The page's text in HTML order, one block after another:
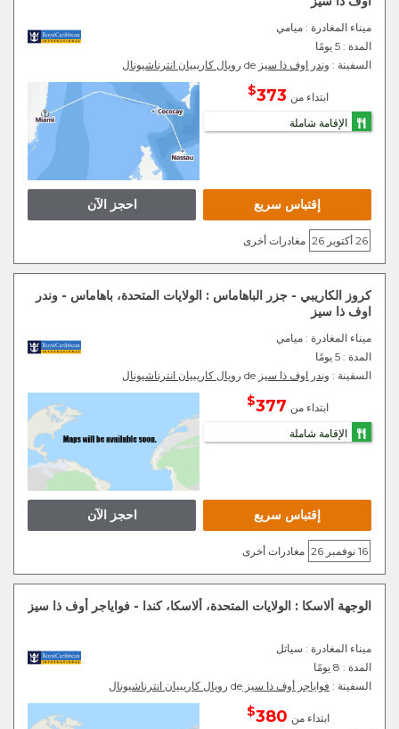
ميناء المغادرة : ميامي
المدة : 5 يومًا
السفينة : وندر اوف ذا سيز رويال كاريبيان انترناشيونال
ابتداء من 373
$
الإقامة شاملة
احجز الآن إقتباس سريع
26 أكتوبر 26 مغادرات أخرى
كروز الكاريبي - جزر الباهاماس : الولايات المتحدة، باهاماس - وندر
اوف ذا سيز
ميناء المغادرة : ميامي
المدة : 5 يومًا
السفينة : وندر اوف ذا سيز رويال كاريبيان انترناشيونال
ابتداء من 377
$
الإقامة شاملة
احجز الآن إقتباس سريع
16 نوفمبر 26 مغادرات أخرى
الوجهة ألاسكا : الولايات المتحدة، ألاسكا، كندا - فواياجر أوف ذا سيز
ميناء المغادرة : سياتل
المدة : 8 يومًا
السفينة : فواياجر أوف ذا سيز de رويال كاريبيان انترناشيونال
ابتداء من 380
$